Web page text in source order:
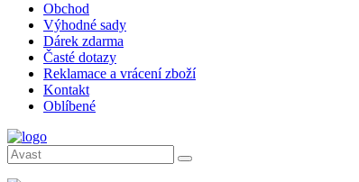
Obchod
Výhodné sady
Dárek zdarma
Časté dotazy
Reklamace a vrácení zboží
Kontakt
Oblíbené